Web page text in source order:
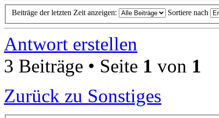
Beiträge der letzten Zeit anzeigen: Sortiere nach
Antwort erstellen
3 Beiträge • Seite 1 von 1
Zurück zu Sonstiges